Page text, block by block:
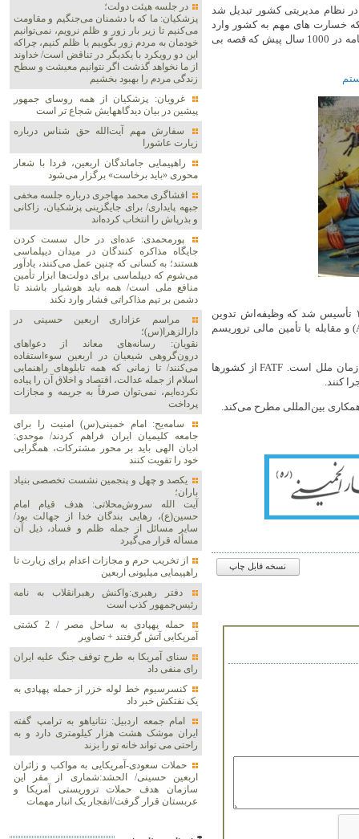
نظام مدیریتی کشور تبدیل شد
که خسارت های مهم به کشور وارد
شده است؛ گو این که «نوشدارو بعد مرگ سهراب»، نه قصه ای در شاهنامه در 1000 سال پیش که قصه بی
FATF (گروه ویژه اقدام مالی) یک نهاد بین‌دولتی است که از سال ۱۹۸۹ تأسیس شد که وظیفه‌اش تدوین
استانداردها و نظارت بر اجرای آن‌ها در حوزه مبارزه با پولشویی (AML) و مقابله با تأمین مالی تروریسم
CFT (کنوانسیون مقابله با تأمین مالی تروریسم) یکی از معاهدات سازمان ملل است. FATF از کشورها
کنند.
نسخه قابل چاپ
در جلسه هیئت دولت؛
پزشکیان: ما که با دشمنان می‌جنگیم و مقاومت
می‌کنیم تا زیر بار زور و ظلم نرویم، نمی‌توانیم
خودمان به مردم زور بگوییم یا ظلم کنیم، چراکه
این دو رویکرد با یکدیگر در تناقض است/ خداوند
از ما نخواهد گذشت اگر نتوانیم معیشت و سطح
زندگی مردم را بهبود بخشیم
غرویان: پزشکیان از همه روسای جمهور
پیشین در بیان دیدگاههایش شجاع تر است
سفارش مهم آیت‌الله حق شناس درباره
زیارت عاشورا
راهپیمایی جاماندگان اربعین، فردا با شعار
محوری «باید برخاست» برگزار می‌شود
افشاگری محمد مهاجری درباره جلسه مخفی
جبهه پایداری/ برای جایگزینی پزشکیان، زاکانی
و بذرپاش را انتخاب کرده‌اند
پورمحمدی: عده‌ای در حال سست کردن
جایگاه مذاکره کنندگان در میدان دیپلماسی
هستند؛ به کسانی که چنین عمل می‌کنند، یادآور
می‌شوم که دیپلماسی برای دولت‌ها ابزار تأمین
منافع ملی است/ همه باید هوشیار باشند تا
دشمن بر تیم مذاکراتی فشار وارد نکند
مراسم عزاداری اربعین حسینی در
دارالزهرا(س)؛
نقویان: رسانه‌های معاند از دعواهای
درون‌گروهی شیعیان در اربعین سوءاستفاده
می‌کنند/ تا زمانی که همه تابلوهای راهنمایی
اسلام از جمله عدالت، اقتصاد و اخلاق آن را پیاده
نکرده‌ایم، نمی‌توان صرفاً به جریمه و مجازات
پرداخت
سامه‌یح: امام خمینی(س) امنیت را برای
جامعه کلیمیان ایران فراهم کردند/ موحدی:
ادیان الهی باید بر محور مشترکات، همگرایی
خود را تقویت کنند
یکصد و چهل و پنجمین نشست تخصصی بنیاد
باران؛
آیت الله سروش‌محلاتی: هدف قیام امام
حسین(ع)، رهایی بندگان خدا از جهالت بود/
سایر مسائل از جمله ظلم و فساد، ذیل آن
مسأله قرار می‌گیرد
از تخریب حرم و مجازات اعدام برای زیارت تا
راهپیمایی میلیونی اربعین
دفتر رهبری:واکنش رهبرانقلاب به نامه
رئیس‌جمهور کذب است
حمله پهپادی به ساحل مصر / 2 کشتی
آمریکایی آتش گرفتند + تصاویر
سنای آمریکا به طرح توقف جنگ علیه ایران
رای منفی داد
کنسرسیوم خط لوله خزر از حمله پهپادی به
یک نفتکش خبر داد
امام جمعه اردبیل: نتانیاهو به ترامپ گفته
ایران موشک هشت هزار کیلومتری دارد و به
راحتی می تواند خانه تو را بزند
حملات سعودی-آمریکایی به مواکب و زائران
اربعین حسینی/ الحشد:شماری از مقر این
سازمان هدف حملات تروریستی آمریکا و
عربستان قرار گرفت/انفجار یک انبار مهمات